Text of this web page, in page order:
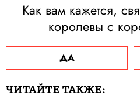
Как вам кажется,
королевы с
ДА
ЧИТАЙТЕ ТАКЖЕ: